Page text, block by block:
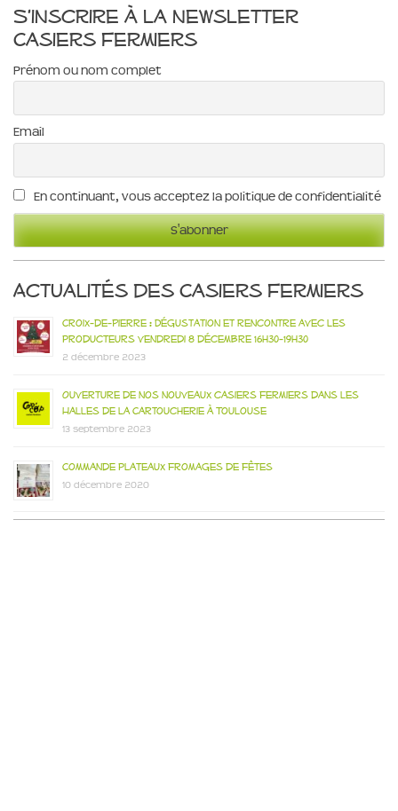
S’inscrire à la newsletter
Casiers Fermiers
Prénom ou nom complet
Email
En continuant, vous acceptez la politique de confidentialité
Actualités des Casiers Fermiers
Croix-de-Pierre : Dégustation et rencontre avec les
producteurs vendredi 8 décembre 16h30-19h30
2 décembre 2023
Ouverture de nos nouveaux casiers fermiers dans les
Halles de la Cartoucherie à Toulouse
13 septembre 2023
Commande plateaux fromages de fêtes
10 décembre 2020